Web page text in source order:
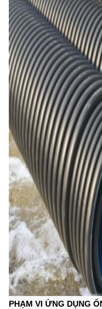
PHẠM VI ỨNG DỤNG